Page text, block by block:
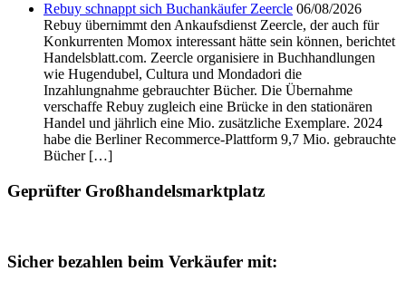
Rebuy schnappt sich Buchankäufer Zeercle 06/08/2026
Rebuy übernimmt den Ankaufsdienst Zeercle, der auch für
Konkurrenten Momox interessant hätte sein können, berichtet
Handelsblatt.com. Zeercle organisiere in Buchhandlungen
wie Hugendubel, Cultura und Mondadori die
Inzahlungnahme gebrauchter Bücher. Die Übernahme
verschaffe Rebuy zugleich eine Brücke in den stationären
Handel und jährlich eine Mio. zusätzliche Exemplare. 2024
habe die Berliner Recommerce-Plattform 9,7 Mio. gebrauchte
Bücher […]
Geprüfter Großhandelsmarktplatz
Sicher bezahlen beim Verkäufer mit: